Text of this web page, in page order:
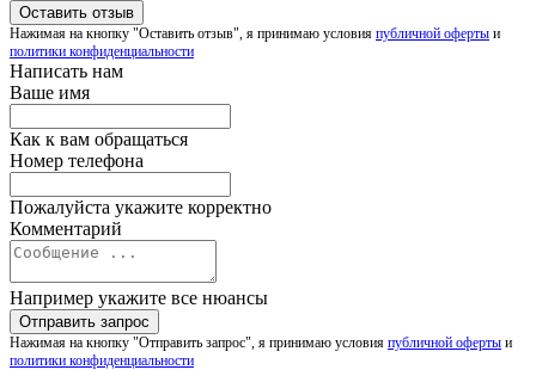
Нажимая на кнопку "Оставить отзыв", я принимаю условия публичной оферты и
политики конфиденциальности
Написать нам
Ваше имя
Как к вам обращаться
Номер телефона
Пожалуйста укажите корректно
Комментарий
Например укажите все нюансы
Нажимая на кнопку "Отправить запрос", я принимаю условия публичной оферты и
политики конфиденциальности